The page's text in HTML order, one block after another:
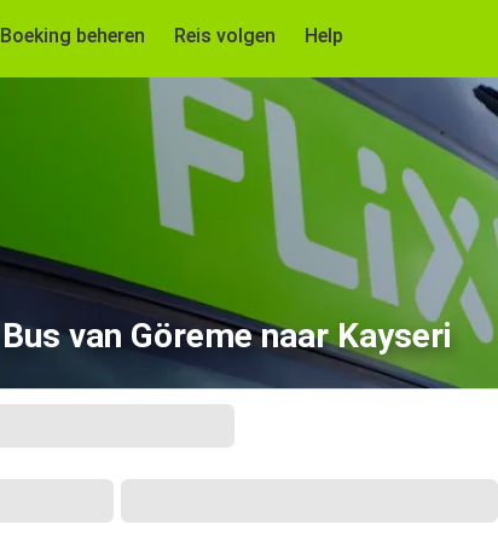
Boeking beheren Reis volgen Help
Bus van Göreme naar Kayseri